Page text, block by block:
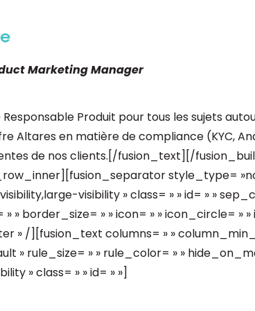
Marketing Manager
Produit pour tous les sujets
Altares en matière de compliance (KYC,
de nos clients.[/fusion_text][/
style_type=
visibility » class= » » id= » »
» border_size= » » icon= » » icon_circle= »
» /][fusion_text columns= » »
» rule_size= » » rule_color= » »
» class= » » id= » »]